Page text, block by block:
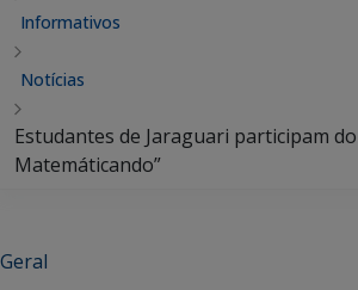
Informativos
Notícias
Estudantes de Jaraguari participam
Matemáticando”
Geral